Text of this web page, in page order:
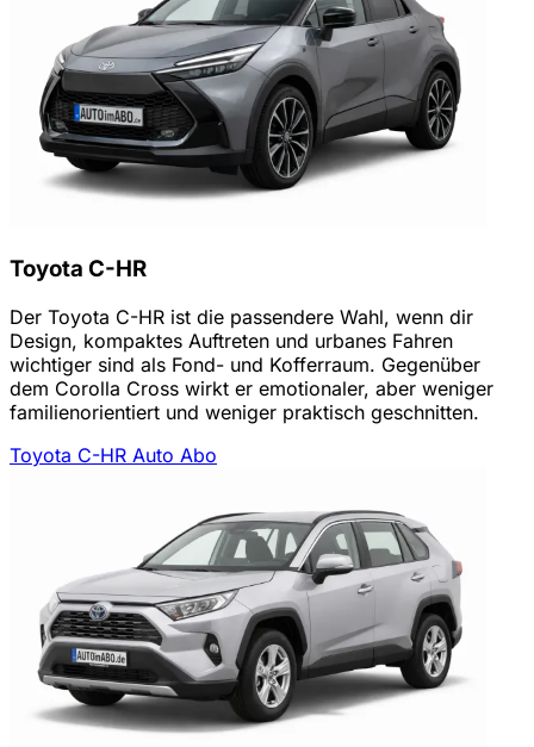
Toyota C-HR
Der Toyota C-HR ist die passendere Wahl, wenn dir
Design, kompaktes Auftreten und urbanes Fahren
wichtiger sind als Fond- und Kofferraum. Gegenüber
dem Corolla Cross wirkt er emotionaler, aber weniger
familienorientiert und weniger praktisch geschnitten.
Toyota C-HR Auto Abo